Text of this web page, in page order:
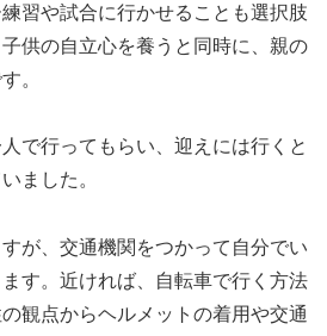
習や試合に行かせることも選択肢
供の自立心を養うと同時に、親の
。
で行ってもらい、迎えには行くと
ました。
が、交通機関をつかって自分でい
す。近ければ、自転車で行く方法
観点からヘルメットの着用や交通